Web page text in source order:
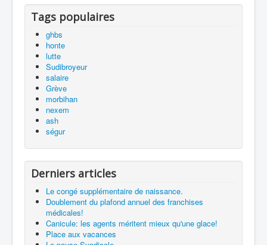
Tags populaires
ghbs
honte
lutte
Sudibroyeur
salaire
Grève
morbihan
nexem
ash
ségur
Derniers articles
Le congé supplémentaire de naissance.
Doublement du plafond annuel des franchises
médicales!
Canicule: les agents méritent mieux qu'une glace!
Place aux vacances